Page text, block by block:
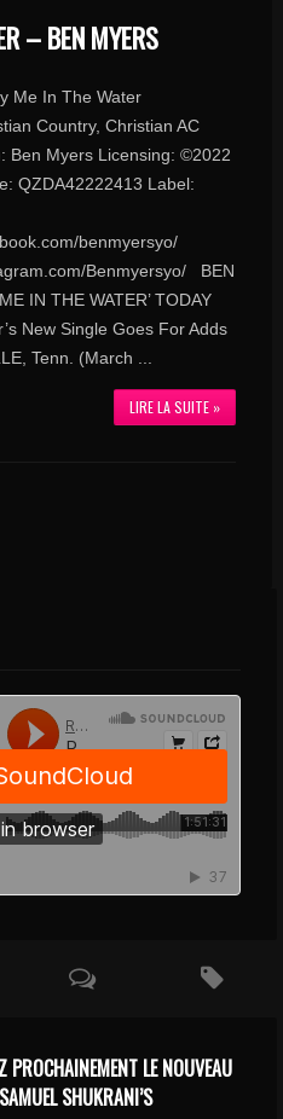
– BEN MYERS
Me In The Water
Country, Christian AC
Ben Myers Licensing: ©2022
QZDA42222413 Label:
benmyersyo/
Benmyersyo/ BEN
IN THE WATER’ TODAY
New Single Goes For Adds
Tenn. (March ...
LIRE LA SUITE »
PROCHAINEMENT LE NOUVEAU
SHUKRANI’S